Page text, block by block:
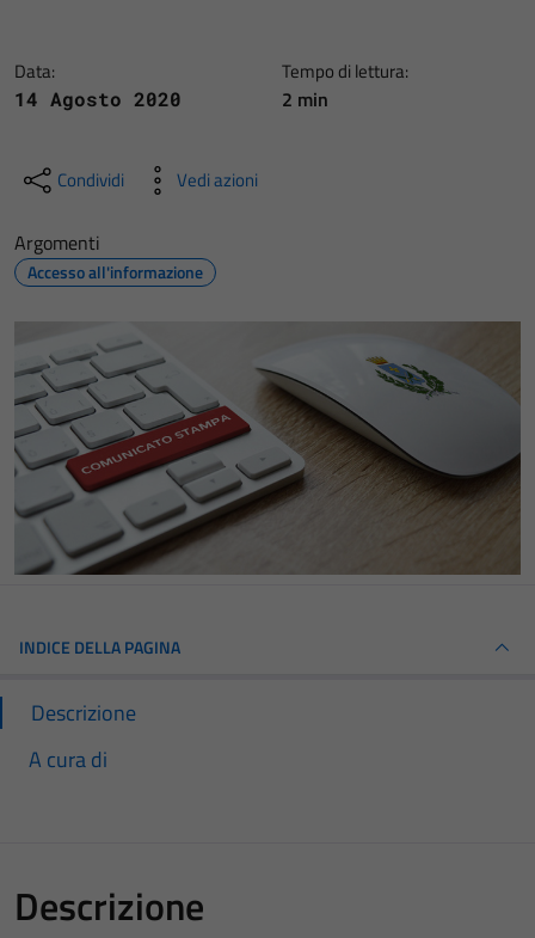
Data:
14 Agosto 2020
Tempo di lettura:
2 min
Condividi Vedi azioni
Argomenti
Accesso all'informazione
INDICE DELLA PAGINA
Descrizione
A cura di
Descrizione